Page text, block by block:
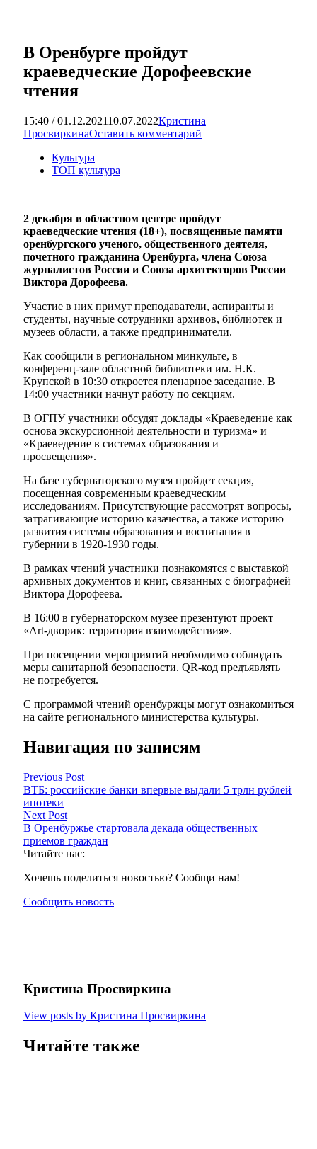
В Оренбурге пройдут
краеведческие Дорофеевские
чтения
15:40 / 01.12.202110.07.2022Кристина
ПросвиркинаОставить комментарий
Культура
ТОП культура
2 декабря в областном центре пройдут
краеведческие чтения (18+), посвященные памяти
оренбургского ученого, общественного деятеля,
почетного гражданина Оренбурга, члена Союза
журналистов России и Союза архитекторов России
Виктора Дорофеева.
Участие в них примут преподаватели, аспиранты и
студенты, научные сотрудники архивов, библиотек и
музеев области, а также предприниматели.
Как сообщили в региональном минкульте, в
конференц-зале областной библиотеки им. Н.К.
Крупской в 10:30 откроется пленарное заседание. В
14:00 участники начнут работу по секциям.
В ОГПУ участники обсудят доклады «Краеведение как
основа экскурсионной деятельности и туризма» и
«Краеведение в системах образования и
просвещения».
На базе губернаторского музея пройдет секция,
посещенная современным краеведческим
исследованиям. Присутствующие рассмотрят вопросы,
затрагивающие историю казачества, а также историю
развития системы образования и воспитания в
губернии в 1920-1930 годы.
В рамках чтений участники познакомятся с выставкой
архивных документов и книг, связанных с биографией
Виктора Дорофеева.
В 16:00 в губернаторском музее презентуют проект
«Art-дворик: территория взаимодействия».
При посещении мероприятий необходимо соблюдать
меры санитарной безопасности. QR-код предъявлять
не потребуется.
С программой чтений оренбуржцы могут ознакомиться
на сайте регионального министерства культуры.
Навигация по записям
Previous Post
ВТБ: российские банки впервые выдали 5 трлн рублей
ипотеки
Next Post
В Оренбуржье стартовала декада общественных
приемов граждан
Читайте нас:
Хочешь поделиться новостью? Сообщи нам!
Сообщить новость
Кристина Просвиркина
View posts by Кристина Просвиркина
Читайте также